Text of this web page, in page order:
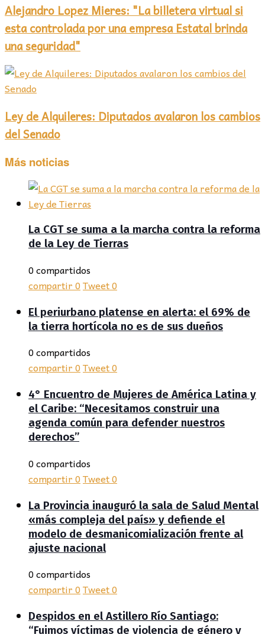
Alejandro Lopez Mieres: "La billetera virtual si
esta controlada por una empresa Estatal brinda
una seguridad"
Ley de Alquileres: Diputados avalaron los cambios
del Senado
Más noticias
La CGT se suma a la marcha contra la reforma
de la Ley de Tierras
0 compartidos
compartir0Tweet0
El periurbano platense en alerta: el 69% de
la tierra hortícola no es de sus dueños
0 compartidos
compartir0Tweet0
4° Encuentro de Mujeres de América Latina y
el Caribe: “Necesitamos construir una
agenda común para defender nuestros
derechos”
0 compartidos
compartir0Tweet0
La Provincia inauguró la sala de Salud Mental
«más compleja del país» y defiende el
modelo de desmanicomialización frente al
ajuste nacional
0 compartidos
compartir0Tweet0
Despidos en el Astillero Río Santiago:
“Fuimos víctimas de violencia de género y